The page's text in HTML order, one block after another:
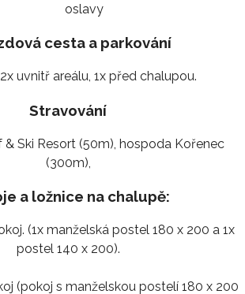
oslavy
cesta a parkování
uvnitř areálu, 1x před chalupou.
Stravování
& Ski Resort (50m), hospoda Kořenec
(300m),
a ložnice na chalupě:
(1x manželská postel 180 x 200 a 1x
postel 140 x 200).
(pokoj s manželskou postelí 180 x 200